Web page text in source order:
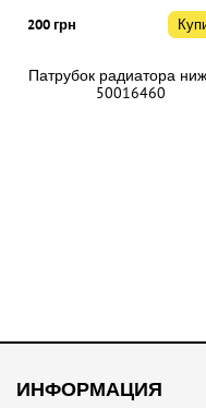
200 грн
Патрубок радиатора
50016460
250 грн
Патрубок системы
ИНФОРМАЦИЯ